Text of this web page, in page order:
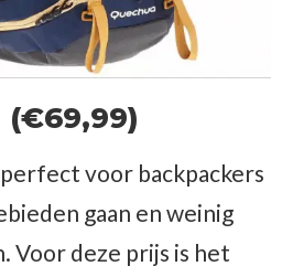
(€69,99)
voor backpackers
gaan en weinig
Voor deze prijs is het